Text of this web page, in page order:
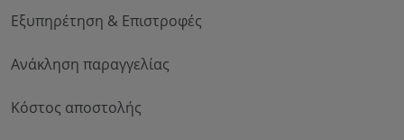
Εξυπηρέτηση & Επιστροφές
Ανάκληση παραγγελίας
Κόστος αποστολής